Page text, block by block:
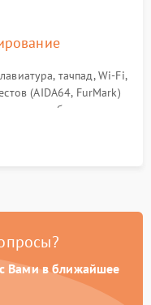
тачпад, Wi-Fi,
(AIDA64, FurMark)
и стабильности
Вами в ближайшее